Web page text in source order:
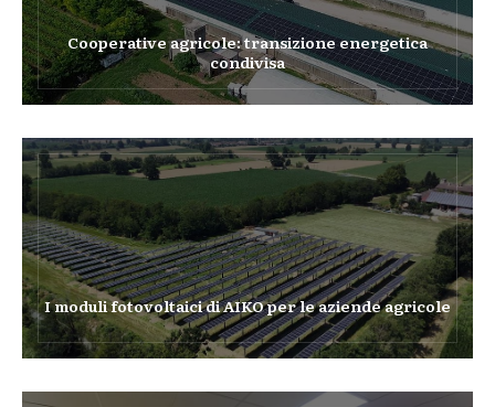
Cooperative agricole: transizione energetica
condivisa
I moduli fotovoltaici di AIKO per le aziende agricole